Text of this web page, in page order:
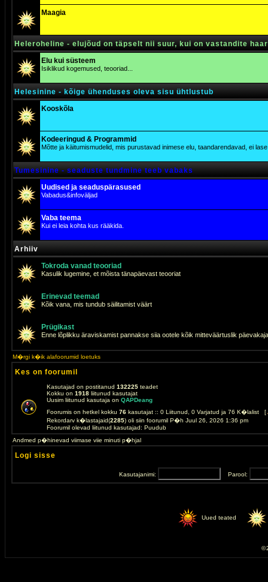
Maagia
Heleroheline - elujõud on täpselt nii suur, kui on vastandite
Elu kui süsteem
Isiklikud kogemused, teooriad...
Helesinine - kõige ühenduses oleva sisu ühtlustub
Kooskõla
Kodeeringud & Programmid
Mõtte ja käitumismudelid, mis purustavad inimese elu, taandarendavad, ei
Tumesinine - seaduste tundmine teeb vabaks
Uudised ja seaduspärasused
Vabadus&infoväljad
Vaba teema
Kui ei leia kohta kus rääkida.
Arhiiv
Tokroda vanad teooriad
Kasulik lugemine, et mõista tänapäevast teooriat
Erinevad teemad
Kõik vana, mis tundub säilitamist väärt
Prügikast
Enne lõplikku äraviskamist pannakse siia ootele kõik mitteväärtuslik
M�rgi k�ik alafoorumid loetuks
Kes on foorumil
Kasutajad on postitanud 132225 teadet
Kokku on 1918 liitunud kasutajat
Uusim liitunud kasutaja on QAPDeang
Foorumis on hetkel kokku 76 kasutajat :: 0 Liitunud, 0 Varjatud ja 76 K�lalist [
Rekordarv k�lastajaid(2285) oli siin foorumil P�h Juul 26, 2026 1:36 pm
Foorumil olevad liitunud kasutajad: Puudub
Andmed p�hinevad viimase viie minuti p�hjal
Logi sisse
Kasutajanimi: Parool:
Uued teated
©